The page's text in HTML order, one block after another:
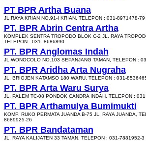
PT BPR Artha Buana
JL.RAYA KRIAN NO.91-I KRIAN, TELEPON : 031-8971478-79
PT. BPR Abrin Centra Artha
KOMPLEK SENTRA TROPODO BLOK C-2 JL. RAYA
TELEPON : 031- 8686890
PT. BPR Anglomas Indah
JL.WONOCOLO NO.103 SEPANJANG TAMAN, TELEPON :
PT. BPR Aridha Arta Nugraha
JL. BRIGJEN KATAMSO 180 WARU, TELEPON : 031-
PT. BPR Arta Waru Surya
JL. PALEM TC-08 PONDOK CANDRA INDAH, TELEPON :
PT. BPR Arthamulya Bumimukti
KOMP. RUKO PERMATA JUANDA B-75 JL. RAYA JUANDA,
8689925-26
PT. BPR Bandataman
JL. RAYA KALIJATEN 33 TAMAN, TELEPON : 031-7881952-3